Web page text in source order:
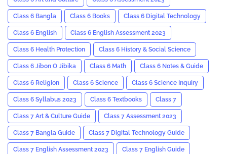
Class 6 Bangla Class 6 Books Class 6 Digital Technology
Class 6 English Class 6 English Assessment 2023
Class 6 Health Protection Class 6 History & Social Science
Class 6 Jibon O Jibika Class 6 Math Class 6 Notes & Guide
Class 6 Religion Class 6 Science Class 6 Science Inquiry
Class 6 Syllabus 2023 Class 6 Textbooks Class 7
Class 7 Art & Culture Guide Class 7 Assessment 2023
Class 7 Bangla Guide Class 7 Digital Technology Guide
Class 7 English Assessment 2023 Class 7 English Guide